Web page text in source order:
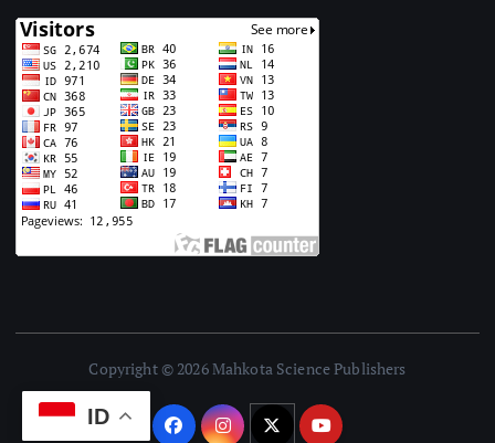
Copyright © 2026 Mahkota Science Publishers
ID